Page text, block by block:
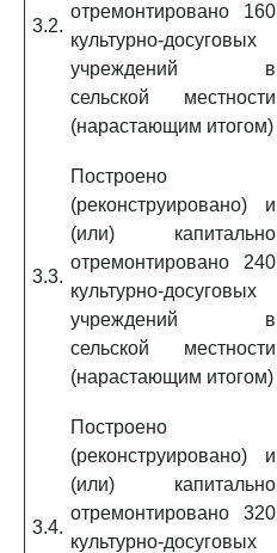
3.2.
отремонтировано 160
культурно-досуговых
учреждений в
сельской местности
(нарастающим итогом)
3.3.
Построено
(реконструировано) и
(или) капитально
отремонтировано 240
культурно-досуговых
учреждений в
сельской местности
(нарастающим итогом)
3.4.
Построено
(реконструировано) и
(или) капитально
отремонтировано 320
культурно-досуговых